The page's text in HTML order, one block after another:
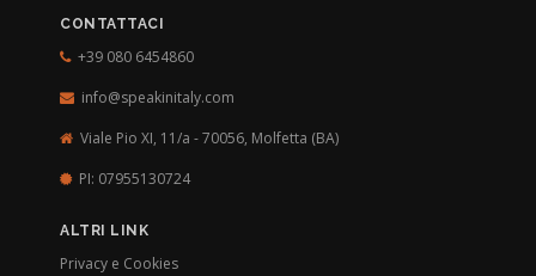
CONTATTACI
+39 080 6454860
info@speakinitaly.com
Viale Pio XI, 11/a - 70056, Molfetta (BA)
PI: 07955130724
ALTRI LINK
Privacy e Cookies